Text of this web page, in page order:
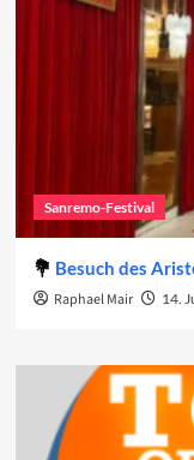
Sanremo-Festival
Besuch des
Raphael Mair 14.